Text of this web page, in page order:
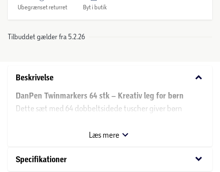
Ubegrænset returret Byt i butik
Tilbuddet gælder fra 5.2.26
Beskrivelse keyboard_arrow_down
DanPen Twinmarkers 64 stk – Kreativ leg for børn
Dette sæt med 64 dobbeltsidede tuscher giver børn
tusch har en tynd spids til præcise linjer og detaljer samt
flader.
Læs mere
Specifikationer keyboard_arrow_down